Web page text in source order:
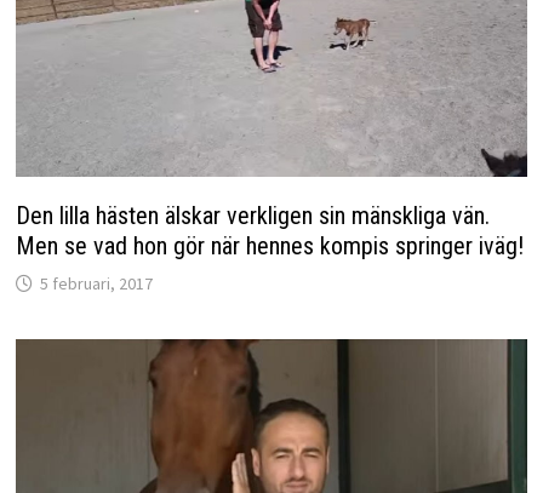
Den lilla hästen älskar verkligen sin mänskliga vän.
Men se vad hon gör när hennes kompis springer iväg!
5 februari, 2017